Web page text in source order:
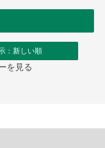
：新しい順
を見る